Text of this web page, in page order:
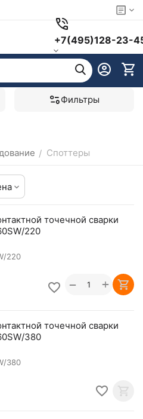
+7(495)128-23-
Фильтры
/ Споттеры
точечной сварки
220
220
+
−
точечной сварки
380
380